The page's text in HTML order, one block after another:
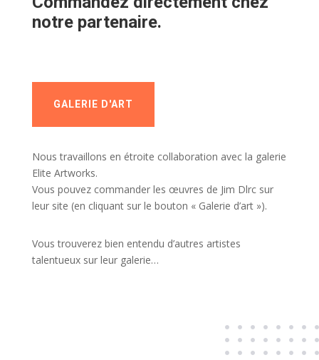
notre partenaire.
GALERIE D'ART
Nous travaillons en étroite collaboration avec la galerie
Elite Artworks.
Vous pouvez commander les œuvres de Jim Dlrc sur
leur site (en cliquant sur le bouton « Galerie d’art »).
Vous trouverez bien entendu d’autres artistes
talentueux sur leur galerie…